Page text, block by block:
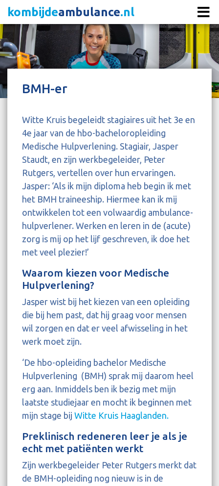
kombijdeambulance.nl
BMH-er
Witte Kruis begeleidt stagiaires uit het 3e en
4e jaar van de hbo-bacheloropleiding
Medische Hulpverlening. Stagiair, Jasper
Staudt, en zijn werkbegeleider, Peter
Rutgers, vertellen over hun ervaringen.
Jasper: ‘Als ik mijn diploma heb begin ik met
het BMH traineeship. Hiermee kan ik mij
ontwikkelen tot een volwaardig ambulance-
hulpverlener. Werken en leren in de (acute)
zorg is mij op het lijf geschreven, ik doe het
met veel plezier!’
Waarom kiezen voor Medische
Hulpverlening?
Jasper wist bij het kiezen van een opleiding
die bij hem past, dat hij graag voor mensen
wil zorgen en dat er veel afwisseling in het
werk moet zijn.
‘De hbo-opleiding bachelor Medische
Hulpverlening (BMH) sprak mij daarom heel
erg aan. Inmiddels ben ik bezig met mijn
laatste studiejaar en mocht ik beginnen met
mijn stage bij Witte Kruis Haaglanden.
Preklinisch redeneren leer je als je
echt met patiënten werkt
Zijn werkbegeleider Peter Rutgers merkt dat
de BMH-opleiding nog nieuw is in de